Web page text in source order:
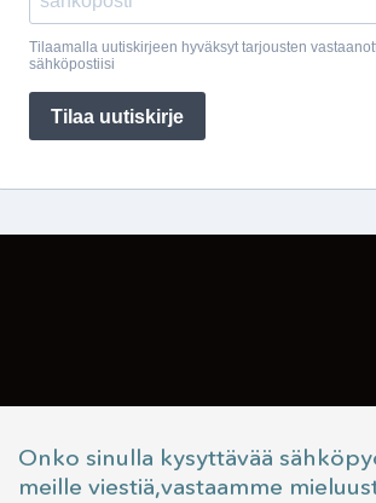
Onko sinulla kysyttävää
meille viestiä,vastaamme